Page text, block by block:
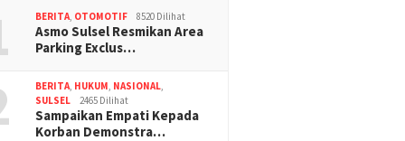
BERITA, OTOMOTIF 8520 Dilihat
Asmo Sulsel Resmikan Area
Parking Exclus…
BERITA, HUKUM, NASIONAL,
SULSEL
2465 Dilihat
Sampaikan Empati Kepada
Korban Demonstra…